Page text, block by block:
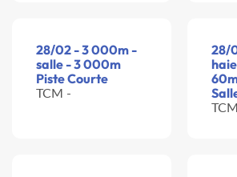
28/02 - 3 000m -
salle - 3 000m
Piste Courte
TCM -
28/